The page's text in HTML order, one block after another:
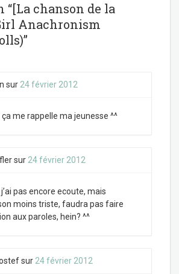
“[La chanson de la
Anachronism
sur 24 février 2012
me rappelle ma jeunesse ^^
sur 24 février 2012
pas encore ecoute, mais
moins triste, faudra pas faire
aux paroles, hein? ^^
sur 24 février 2012